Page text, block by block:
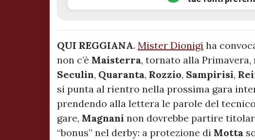
QUI REGGIANA. Mister Dionigi ha
non c’è Maisterra, tornato alla
Seculin, Quaranta, Rozzio, Sampirisi,
si punta al rientro nella prossima gara
prendendo alla lettera le parole del
gare, Magnani non dovrebbe partire
“bonus” nel derby: a protezione di Motta